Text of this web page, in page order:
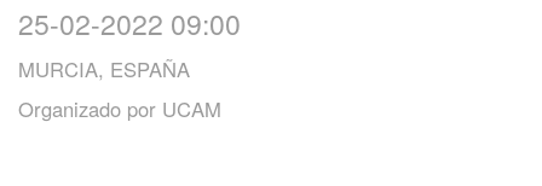
25-02-2022 09:00
MURCIA, ESPAÑA
Organizado por UCAM